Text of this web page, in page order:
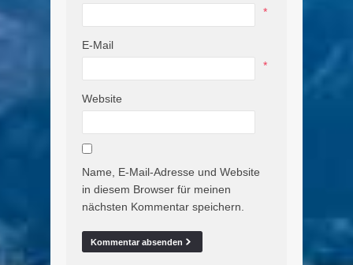
*
E-Mail
*
Website
Name, E-Mail-Adresse und Website
in diesem Browser für meinen
nächsten Kommentar speichern.